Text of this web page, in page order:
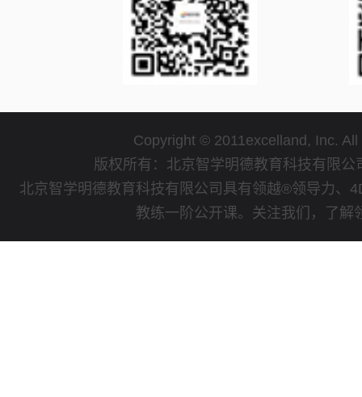
Copyright © 2011excelland, Inc.
版权所有：北京智学明德教育科技有限
北京智学明德教育科技有限公司具有领越®领导力、
教练一阶公开课。关注我们，了解